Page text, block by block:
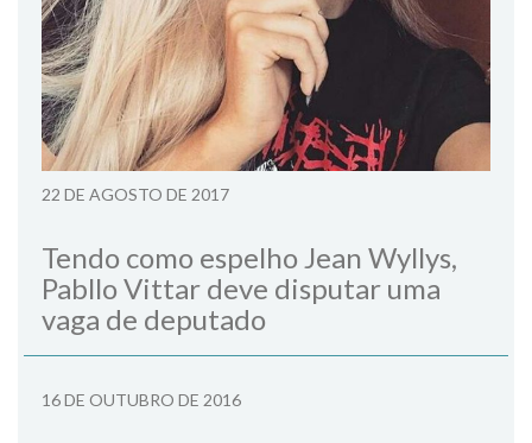
22 DE AGOSTO DE 2017
Tendo como espelho Jean Wyllys,
Pabllo Vittar deve disputar uma
vaga de deputado
16 DE OUTUBRO DE 2016